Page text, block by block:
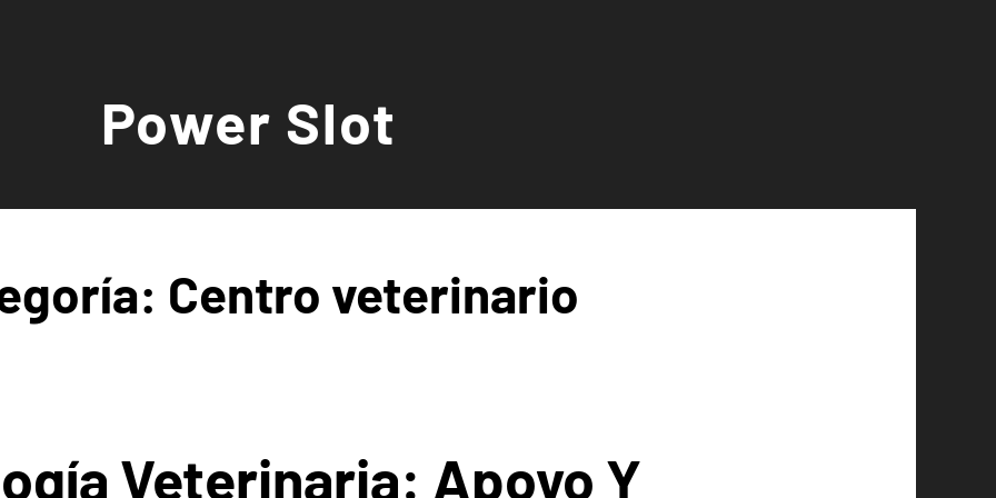
Power Slot
Centro veterinario
Veterinaria: Apoyo Y